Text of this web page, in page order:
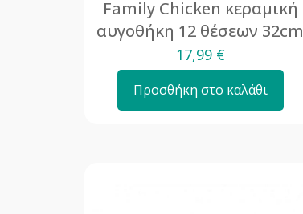
Family Chicken κεραμική
αυγοθήκη 12 θέσεων 32cm
17,99 €
Προσθήκη στο καλάθι